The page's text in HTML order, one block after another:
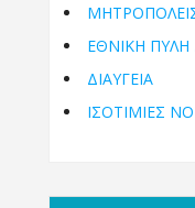
ΕΘΝΙΚΉ
ΔΙΑΥΓΕΙΑ
ΙΣΟΤΙΜΙΕΣ